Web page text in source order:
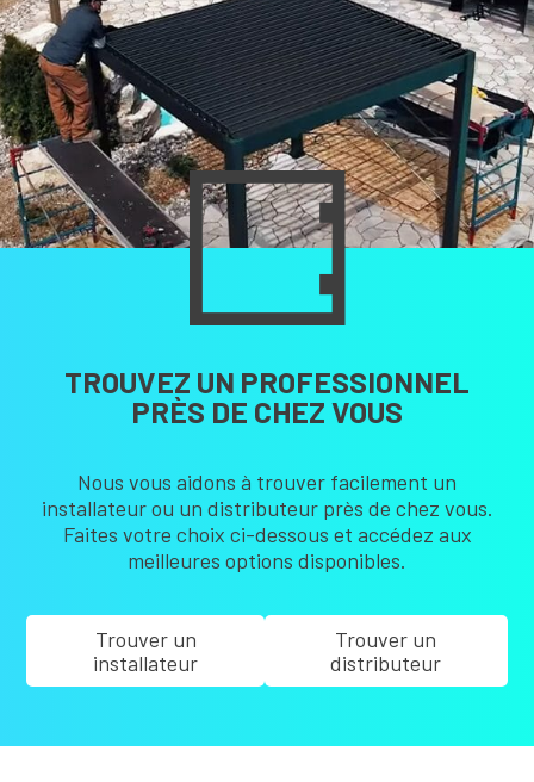
TROUVEZ UN PROFESSIONNEL
PRÈS DE CHEZ VOUS
Nous vous aidons à trouver facilement un
installateur ou un distributeur près de chez vous.
Faites votre choix ci-dessous et accédez aux
meilleures options disponibles.
Trouver un
installateur
Trouver un
distributeur